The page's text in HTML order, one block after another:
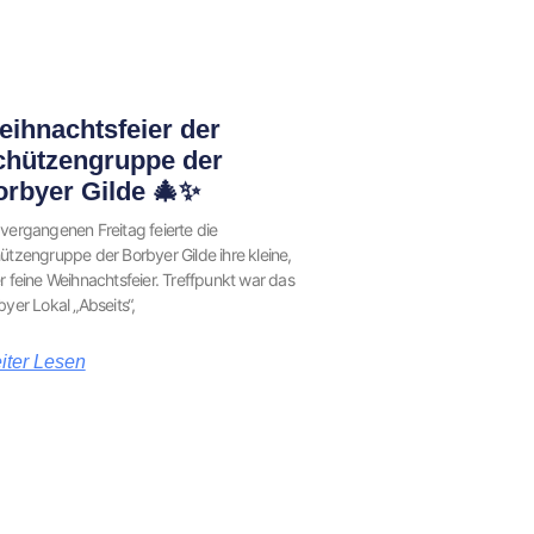
der
der
Gilde 🎄✨
Freitag feierte die
der Borbyer Gilde ihre kleine,
feine Weihnachtsfeier. Treffpunkt war das
Lokal „Abseits“,
Lesen